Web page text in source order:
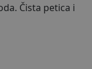
Čista petica i